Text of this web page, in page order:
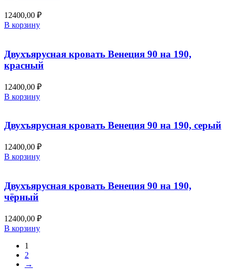
12400,00 ₽
В корзину
Двухъярусная кровать Венеция 90 на 190,
красный
12400,00 ₽
В корзину
Двухъярусная кровать Венеция 90 на 190, серый
12400,00 ₽
В корзину
Двухъярусная кровать Венеция 90 на 190,
чёрный
12400,00 ₽
В корзину
1
2
→